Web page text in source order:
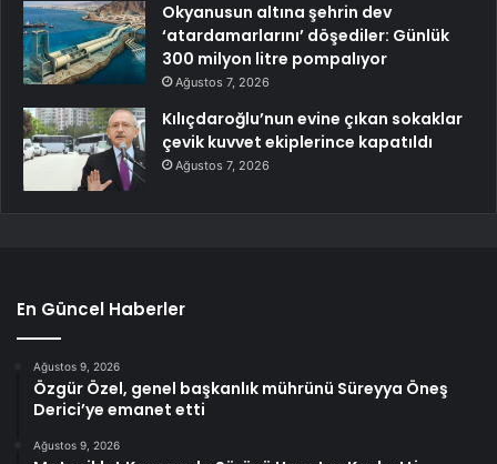
Okyanusun altına şehrin dev
‘atardamarlarını’ döşediler: Günlük
300 milyon litre pompalıyor
Ağustos 7, 2026
Kılıçdaroğlu’nun evine çıkan sokaklar
çevik kuvvet ekiplerince kapatıldı
Ağustos 7, 2026
En Güncel Haberler
Ağustos 9, 2026
Özgür Özel, genel başkanlık mührünü Süreyya Öneş
Derici’ye emanet etti
Ağustos 9, 2026